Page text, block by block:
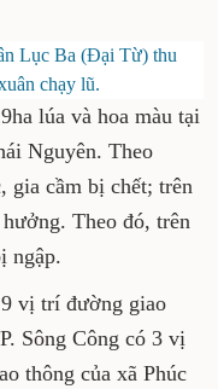
Lục Ba (Đại Từ) thu
chạy lũ.
lúa và hoa màu tại
Nguyên. Theo
gia cầm bị chết; trên
Theo đó, trên
ngập.
vị trí đường giao
Sông Công có 3 vị
thông của xã Phúc